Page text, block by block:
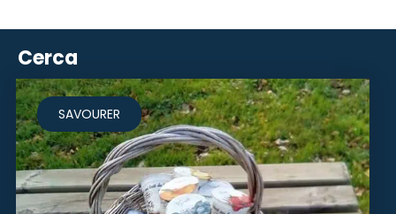
Cerca
SAVOURER